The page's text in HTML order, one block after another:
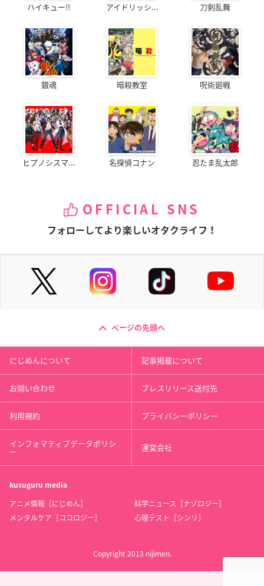
ハイキュー!! アイドリッシ... 刀剣乱舞
銀魂 暗殺教室 呪術廻戦
ヒプノシスマ... 名探偵コナン 忍たま乱太郎
OFFICIAL SNS
フォローしてより楽しいオタクライフ！
ページの先頭へ
にじめんについて 記事掲載について
お問い合わせ プレスリリース送付先
利用規約 プライバシーポリシー
インフォマティブデータポリシ
ー 運営会社
kusuguru media
アニメ情報［にじめん］
科学ニュース［ナゾロジー］
メンタルケア［ココロジー］
心理テスト［シンリ］
Copyright 2013 nijimen.